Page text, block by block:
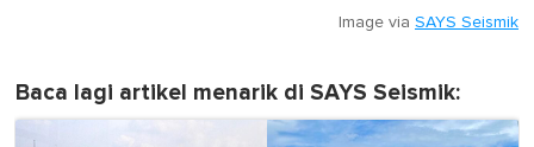
Image via SAYS Seismik
Baca lagi artikel menarik di SAYS Seismik: